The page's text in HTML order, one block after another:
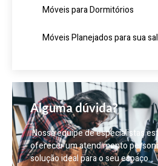
Móveis para Dormitórios
Móveis Planejados para sua
Alguma dúvida?
Nossa equipe de especialistas
oferecer um atendimento
solução ideal para o seu espaço.